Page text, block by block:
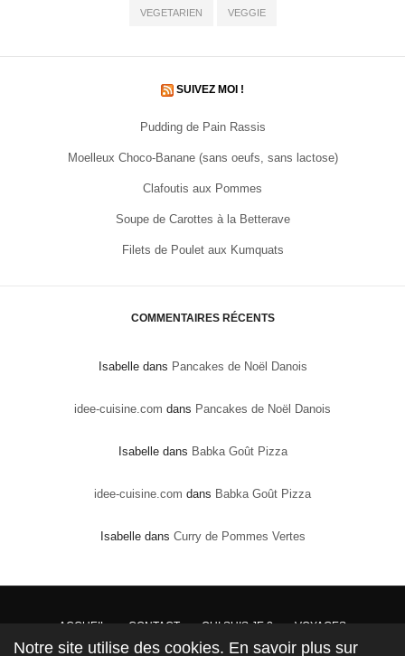
VEGETARIEN VEGGIE
SUIVEZ MOI !
Pudding de Pain Rassis
Moelleux Choco-Banane (sans oeufs, sans lactose)
Clafoutis aux Pommes
Soupe de Carottes à la Betterave
Filets de Poulet aux Kumquats
COMMENTAIRES RÉCENTS
Isabelledans Pancakes de Noël Danois
idee-cuisine.com dans Pancakes de Noël Danois
Isabelledans Babka Goût Pizza
idee-cuisine.com dans Babka Goût Pizza
Isabelledans Curry de Pommes Vertes
ACCUEIL CONTACT QUI SUIS JE ? VOYAGES
DROITS DE PROPRIÉTÉ : Conformément à la loi, les textes, recettes et photos sont la
Notre site utilise des cookies. En savoir plus sur